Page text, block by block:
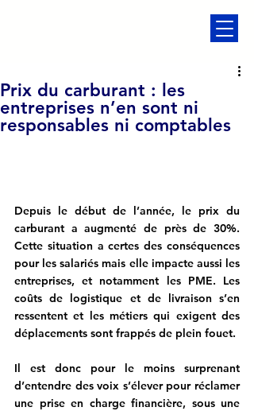
Prix du carburant : les
entreprises n’en sont ni
responsables ni comptables
Depuis le début de l’année, le prix du
carburant a augmenté de près de 30%.
Cette situation a certes des conséquences
pour les salariés mais elle impacte aussi les
entreprises, et notamment les PME. Les
coûts de logistique et de livraison s’en
ressentent et les métiers qui exigent des
déplacements sont frappés de plein fouet.
Il est donc pour le moins surprenant
d’entendre des voix s’élever pour réclamer
une prise en charge financière, sous une